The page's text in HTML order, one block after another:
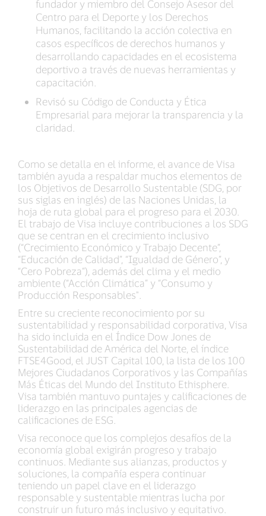
fundador y miembro del Consejo Asesor del
Centro para el Deporte y los Derechos
Humanos, facilitando la acción colectiva en
casos específicos de derechos humanos y
desarrollando capacidades en el ecosistema
deportivo a través de nuevas herramientas y
capacitación.
Revisó su Código de Conducta y Ética
Empresarial para mejorar la transparencia y la
claridad.
Como se detalla en el informe, el avance de Visa
también ayuda a respaldar muchos elementos de
los Objetivos de Desarrollo Sustentable (SDG, por
sus siglas en inglés) de las Naciones Unidas, la
hoja de ruta global para el progreso para el 2030.
El trabajo de Visa incluye contribuciones a los SDG
que se centran en el crecimiento inclusivo
(“Crecimiento Económico y Trabajo Decente”,
“Educación de Calidad”, “Igualdad de Género”, y
“Cero Pobreza”), además del clima y el medio
ambiente (“Acción Climática” y “Consumo y
Producción Responsables".
Entre su creciente reconocimiento por su
sustentabilidad y responsabilidad corporativa, Visa
ha sido incluida en el Índice Dow Jones de
Sustentabilidad de América del Norte, el índice
FTSE4Good, el JUST Capital 100, la lista de los 100
Mejores Ciudadanos Corporativos y las Compañías
Más Éticas del Mundo del Instituto Ethisphere.
Visa también mantuvo puntajes y calificaciones de
liderazgo en las principales agencias de
calificaciones de ESG.
Visa reconoce que los complejos desafíos de la
economía global exigirán progreso y trabajo
continuos. Mediante sus alianzas, productos y
soluciones, la compañía espera continuar
teniendo un papel clave en el liderazgo
responsable y sustentable mientras lucha por
construir un futuro más inclusivo y equitativo.